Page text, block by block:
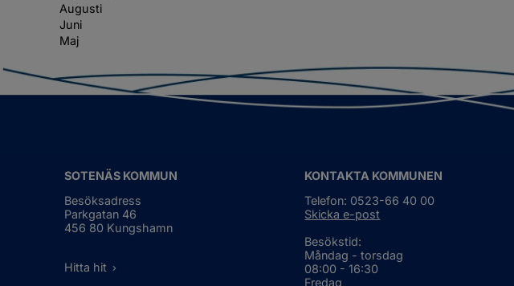
Augusti
Juni
Maj
SOTENÄS KOMMUN
Besöksadress
Parkgatan 46
456 80 Kungshamn
Hitta hit
KONTAKTA KOMMUNEN
Telefon: 0523-66 40 00
Skicka e-post
Besökstid:
Måndag - torsdag
08:00 - 16:30
Fredag